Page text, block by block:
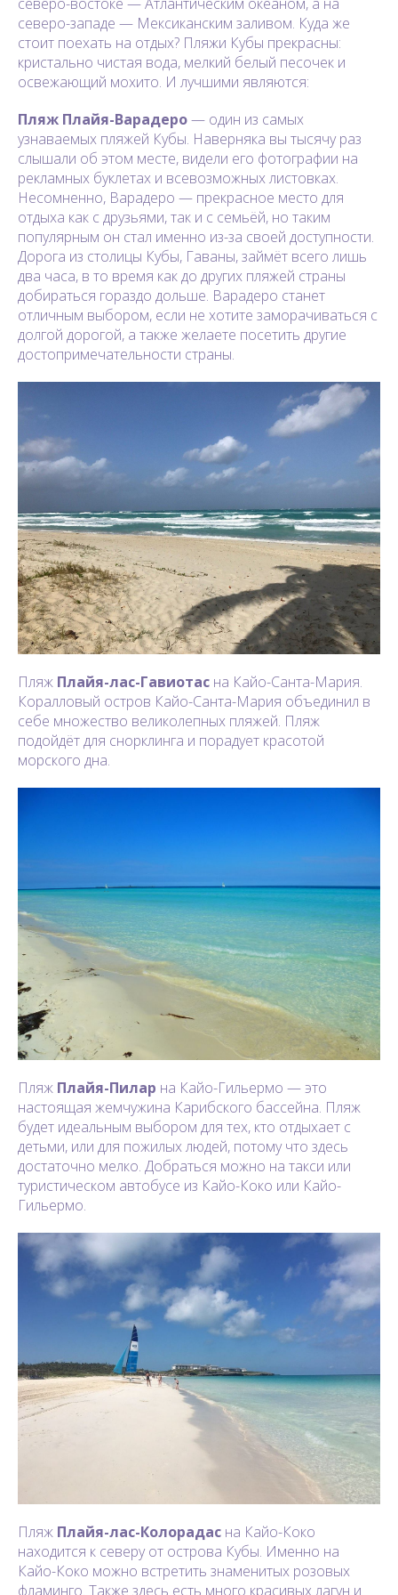
северо-западе — Мексиканским заливом. Куда же
стоит поехать на отдых? Пляжи Кубы прекрасны:
кристально чистая вода, мелкий белый песочек и
освежающий мохито. И лучшими являются:
Пляж Плайя-Варадеро— один из самых
узнаваемых пляжей Кубы. Наверняка вы тысячу раз
слышали об этом месте, видели его фотографии на
рекламных буклетах и всевозможных листовках.
Несомненно, Варадеро — прекрасное место для
отдыха как с друзьями, так и с семьёй, но таким
популярным он стал именно из-за своей доступности.
Дорога из столицы Кубы, Гаваны, займёт всего лишь
два часа, в то время как до других пляжей страны
добираться гораздо дольше. Варадеро станет
отличным выбором, если не хотите заморачиваться с
долгой дорогой, а также желаете посетить другие
достопримечательности страны.
Пляж Плайя-лас-Гавиотас на Кайо-Санта-Мария.
Коралловый остров Кайо-Санта-Мария объединил в
себе множество великолепных пляжей. Пляж
подойдёт для снорклинга и порадует красотой
морского дна.
Пляж Плайя-Пилар на Кайо-Гильермо — это
настоящая жемчужина Карибского бассейна. Пляж
будет идеальным выбором для тех, кто отдыхает с
детьми, или для пожилых людей, потому что здесь
достаточно мелко. Добраться можно на такси или
туристическом автобусе из Кайо-Коко или Кайо-
Гильермо.
Пляж Плайя-лас-Колорадас на Кайо-Коко
находится к северу от острова Кубы. Именно на
Кайо-Коко можно встретить знаменитых розовых
фламинго. Также здесь есть много красивых лагун и